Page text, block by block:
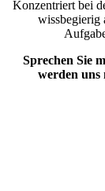
Konzentriert bei
wissbegierig
Sprechen Sie
werden uns